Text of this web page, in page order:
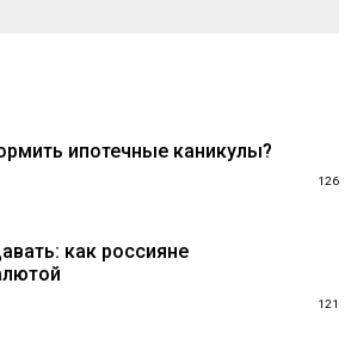
ипотечные каникулы?
126
как россияне
121